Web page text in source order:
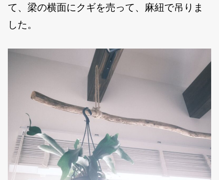
て、梁の横面にクギを売って、麻紐で吊りま
した。